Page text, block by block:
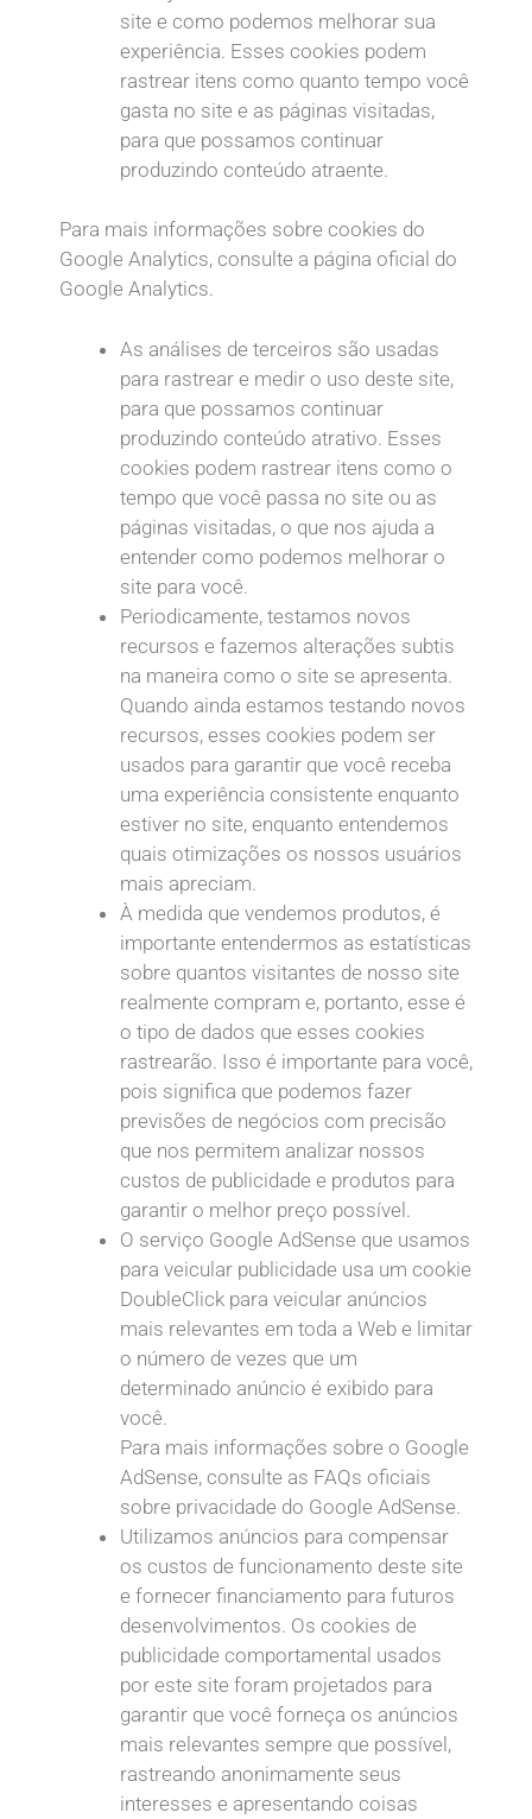
site e como podemos melhorar sua
experiência. Esses cookies podem
rastrear itens como quanto tempo você
gasta no site e as páginas visitadas,
para que possamos continuar
produzindo conteúdo atraente.
Para mais informações sobre cookies do
Google Analytics, consulte a página oficial do
Google Analytics.
As análises de terceiros são usadas
para rastrear e medir o uso deste site,
para que possamos continuar
produzindo conteúdo atrativo. Esses
cookies podem rastrear itens como o
tempo que você passa no site ou as
páginas visitadas, o que nos ajuda a
entender como podemos melhorar o
site para você.
Periodicamente, testamos novos
recursos e fazemos alterações subtis
na maneira como o site se apresenta.
Quando ainda estamos testando novos
recursos, esses cookies podem ser
usados para garantir que você receba
uma experiência consistente enquanto
estiver no site, enquanto entendemos
quais otimizações os nossos usuários
mais apreciam.
À medida que vendemos produtos, é
importante entendermos as estatísticas
sobre quantos visitantes de nosso site
realmente compram e, portanto, esse é
o tipo de dados que esses cookies
rastrearão. Isso é importante para você,
pois significa que podemos fazer
previsões de negócios com precisão
que nos permitem analizar nossos
custos de publicidade e produtos para
garantir o melhor preço possível.
O serviço Google AdSense que usamos
para veicular publicidade usa um cookie
DoubleClick para veicular anúncios
mais relevantes em toda a Web e limitar
o número de vezes que um
determinado anúncio é exibido para
você.
Para mais informações sobre o Google
AdSense, consulte as FAQs oficiais
sobre privacidade do Google AdSense.
Utilizamos anúncios para compensar
os custos de funcionamento deste site
e fornecer financiamento para futuros
desenvolvimentos. Os cookies de
publicidade comportamental usados
por este site foram projetados para
garantir que você forneça os anúncios
mais relevantes sempre que possível,
rastreando anonimamente seus
interesses e apresentando coisas